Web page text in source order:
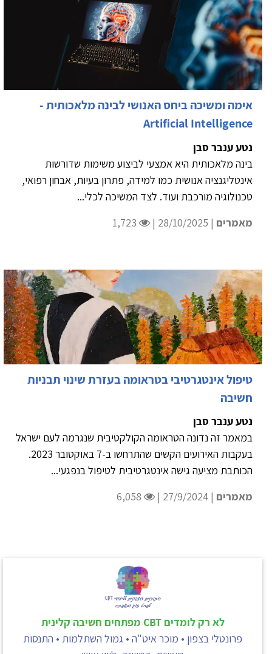
אימה ומשיכה ביחס האנושי לבינה מלאכותית -
Artificial Intelligence
נטע ענבר סבן
בינה מלאכותית היא אמצעי לביצוע משימות שדורשות
אינטליגנציה אנושית כמו למידה, פתרון בעיות, אבחון רפואי,
טכנולוגיה מורכבת ועוד. לצד המשיכה לכלי...
מאמרים | 28/10/2025 |
טיפול אינטגרטיבי בטראומה בעזרת שינוי תבניות
חשיבה
נטע ענבר סבן
במאמר זה נדונה הטראומה הקולקטיבית שנגרמה לעם ישראל
בעקבות האירועים הקשים שהתרחשו ב-7 באוקטובר 2023.
הכותבת מציעה גישה אינטגרטיבית לטיפול בנפגעי...
מאמרים | 27/9/2024 |
לא רק לומדים CBT מפתחים חשיבה קלינית
פרונטלי בצפון • מוכר איט"ה • גמול השתלמות • התנסות